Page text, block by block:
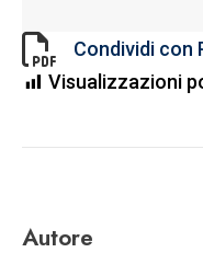
Condividi con
Visualizzazioni
Autore